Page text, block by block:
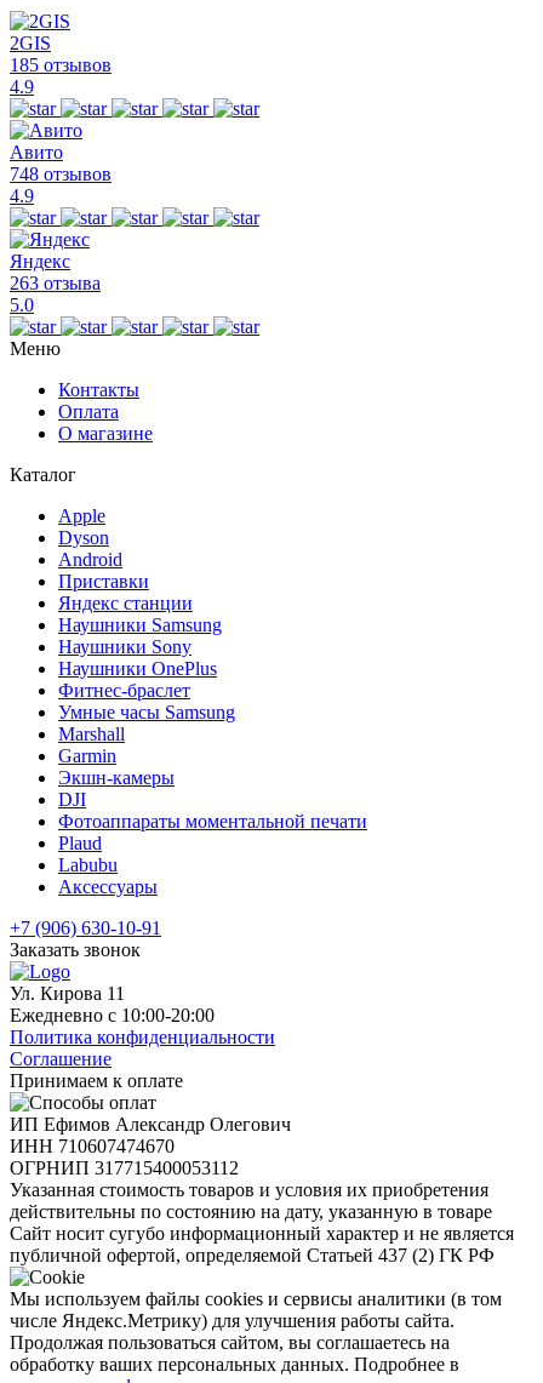
2GIS
185 отзывов
4.9
Авито
748 отзывов
4.9
Яндекс
263 отзыва
5.0
Меню
Контакты
Оплата
О магазине
Каталог
Apple
Dyson
Android
Приставки
Яндекс станции
Наушники Samsung
Наушники Sony
Наушники OnePlus
Фитнес-браслет
Умные часы Samsung
Marshall
Garmin
Экшн-камеры
DJI
Фотоаппараты моментальной печати
Plaud
Labubu
Аксессуары
+7 (906) 630-10-91
Заказать звонок
Ул. Кирова 11
Ежедневно с 10:00-20:00
Политика конфиденциальности
Соглашение
Принимаем к оплате
ИП Ефимов Александр Олегович
ИНН 710607474670
ОГРНИП 317715400053112
Указанная стоимость товаров и условия их приобретения
действительны по состоянию на дату, указанную в товаре
Сайт носит сугубо информационный характер и не является
публичной офертой, определяемой Статьей 437 (2) ГК РФ
Мы используем файлы cookies и сервисы аналитики (в том
числе Яндекс.Метрику) для улучшения работы сайта.
Продолжая пользоваться сайтом, вы соглашаетесь на
обработку ваших персональных данных. Подробнее в